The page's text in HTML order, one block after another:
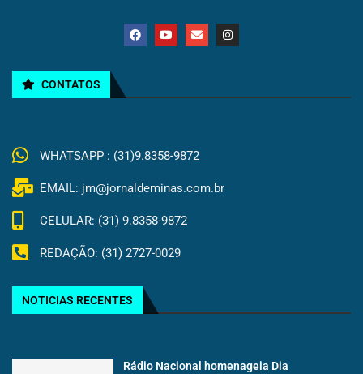
CONTATOS
WHATSAPP : (31)9.8358-9872
EMAIL: jm@jornaldeminas.com.br
CELULAR: (31) 9.8358-9872
REDAÇÃO: (31) 2727-0029
NOTICIAS RECENTES
Rádio Nacional homenageia Dia